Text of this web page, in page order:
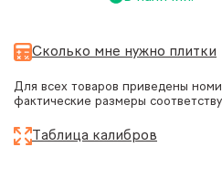
Сколько мне нужно плитки
Для всех товаров приведены
фактические размеры
Таблица калибров